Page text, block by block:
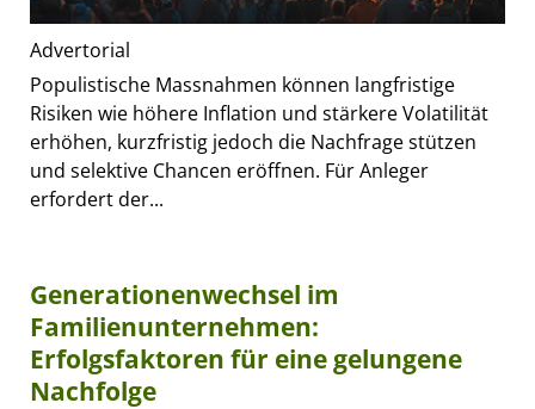
Advertorial
Populistische Massnahmen können langfristige
Risiken wie höhere Inflation und stärkere Volatilität
erhöhen, kurzfristig jedoch die Nachfrage stützen
und selektive Chancen eröffnen. Für Anleger
erfordert der...
Generationenwechsel im
Familienunternehmen:
Erfolgsfaktoren für eine gelungene
Nachfolge